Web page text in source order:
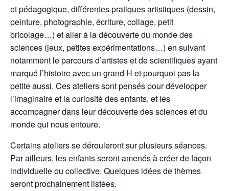
et pédagogique, différentes pratiques artistiques (dessin,
peinture, photographie, écriture, collage, petit
bricolage…) et aller à la découverte du monde des
sciences (jeux, petites expérimentations…) en suivant
notamment le parcours d’artistes et de scientifiques ayant
marqué l’histoire avec un grand H et pourquoi pas la
petite aussi. Ces ateliers sont pensés pour développer
l’imaginaire et la curiosité des enfants, et les
accompagner dans leur découverte des sciences et du
monde qui nous entoure.
Certains ateliers se dérouleront sur plusieurs séances.
Par ailleurs, les enfants seront amenés à créer de façon
individuelle ou collective. Quelques idées de thèmes
seront prochainement listées.